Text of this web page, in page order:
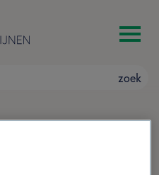
zoek
zijn, of een
het ontwikkelen van